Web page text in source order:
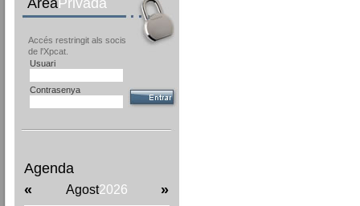
ÀreaPrivada
Accés restringit als socis
de l'Xpcat.
Usuari
Contrasenya
Agenda
«
Agost2026 »